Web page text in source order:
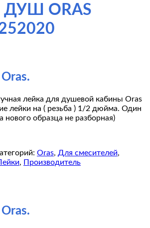
ORAS
лейка для душевой кабины Oras
лейки на ( резьба ) 1/2 дюйма. Один
нового образца не разборная)
Oras, Для смесителей,
, Производитель